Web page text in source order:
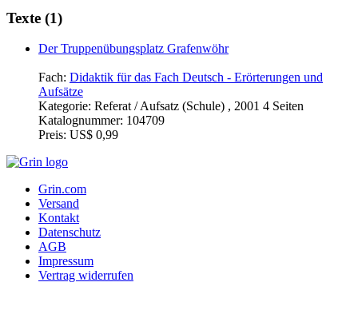
Texte (1)
Der Truppenübungsplatz Grafenwöhr
Fach: Didaktik für das Fach Deutsch - Erörterungen und
Aufsätze
Kategorie: Referat / Aufsatz (Schule) , 2001 4 Seiten
Katalognummer: 104709
Preis: US$ 0,99
Grin.com
Versand
Kontakt
Datenschutz
AGB
Impressum
Vertrag widerrufen